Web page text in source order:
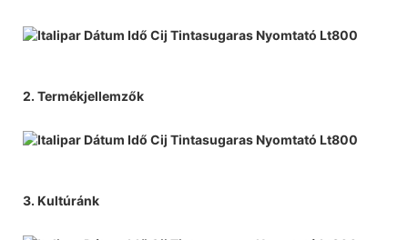
2. Termékjellemzők
3. Kultúránk